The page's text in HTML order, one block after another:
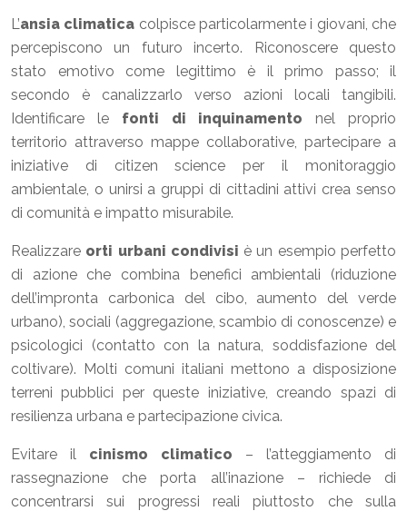
L’ansia climatica colpisce particolarmente i giovani, che
percepiscono un futuro incerto. Riconoscere questo
stato emotivo come legittimo è il primo passo; il
secondo è canalizzarlo verso azioni locali tangibili.
Identificare le fonti di inquinamento nel proprio
territorio attraverso mappe collaborative, partecipare a
iniziative di citizen science per il monitoraggio
ambientale, o unirsi a gruppi di cittadini attivi crea senso
di comunità e impatto misurabile.
Realizzare orti urbani condivisi è un esempio perfetto
di azione che combina benefici ambientali (riduzione
dell’impronta carbonica del cibo, aumento del verde
urbano), sociali (aggregazione, scambio di conoscenze) e
psicologici (contatto con la natura, soddisfazione del
coltivare). Molti comuni italiani mettono a disposizione
terreni pubblici per queste iniziative, creando spazi di
resilienza urbana e partecipazione civica.
Evitare il cinismo climatico – l’atteggiamento di
rassegnazione che porta all’inazione – richiede di
concentrarsi sui progressi reali piuttosto che sulla